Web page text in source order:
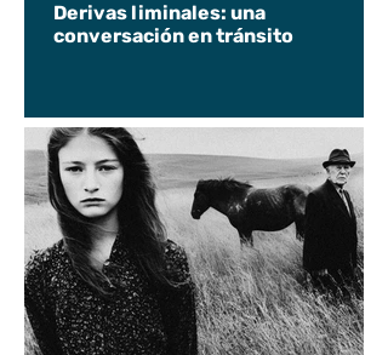
Derivas liminales: una
conversación en tránsito